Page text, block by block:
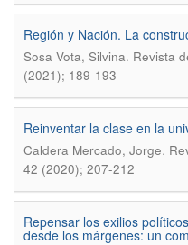
Región y Nación. La
Sosa Vota, Silvina. Revista
(2021); 189-193
Reinventar la clase en la
Caldera Mercado, Jorge.
42 (2020); 207-212
Repensar los exilios
desde los márgenes: un